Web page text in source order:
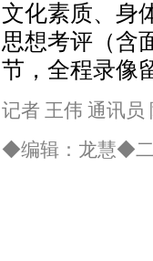
文化素质、身
思想考评（含
节，全程录像
记者 王伟 通讯员
◆编辑：龙慧◆